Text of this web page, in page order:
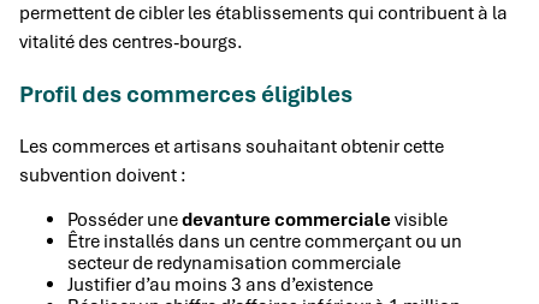
permettent de cibler les établissements qui contribuent à la
vitalité des centres-bourgs.
Profil des commerces éligibles
Les commerces et artisans souhaitant obtenir cette
subvention doivent :
Posséder unedevanture commercialevisible
Être installés dans un centre commerçant ou un
secteur de redynamisation commerciale
Justifier d’au moins 3 ans d’existence